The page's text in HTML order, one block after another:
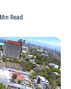
Read